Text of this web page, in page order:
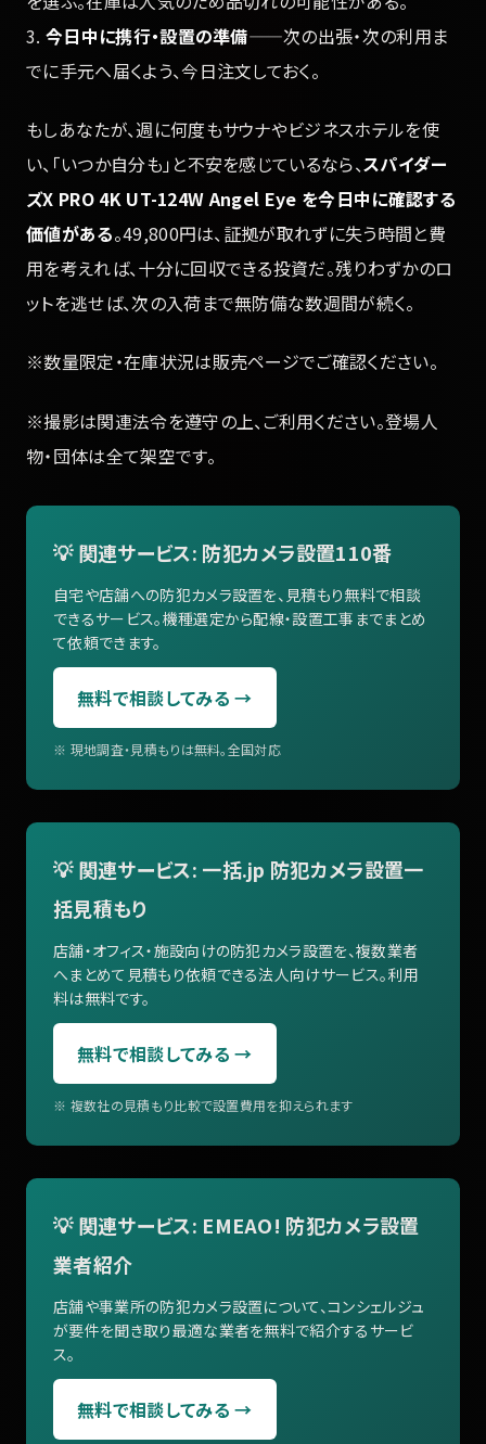
3. 今日中に携行・設置の準備——次の出張・次の利用ま
でに手元へ届くよう、今日注文しておく。
もしあなたが、週に何度もサウナやビジネスホテルを使
い、「いつか自分も」と不安を感じているなら、スパイダー
ズX PRO 4K UT-124W Angel Eye を今日中に確認する
価値がある。49,800円は、証拠が取れずに失う時間と費
用を考えれば、十分に回収できる投資だ。残りわずかのロ
ットを逃せば、次の入荷まで無防備な数週間が続く。
※数量限定・在庫状況は販売ページでご確認ください。
※撮影は関連法令を遵守の上、ご利用ください。登場人
物・団体は全て架空です。
💡 関連サービス: 防犯カメラ設置110番
自宅や店舗への防犯カメラ設置を、見積もり無料で相談
できるサービス。機種選定から配線・設置工事までまとめ
て依頼できます。
無料で相談してみる →
※ 現地調査・見積もりは無料。全国対応
💡 関連サービス: 一括.jp 防犯カメラ設置一
括見積もり
店舗・オフィス・施設向けの防犯カメラ設置を、複数業者
へまとめて見積もり依頼できる法人向けサービス。利用
料は無料です。
無料で相談してみる →
※ 複数社の見積もり比較で設置費用を抑えられます
💡 関連サービス: EMEAO! 防犯カメラ設置
業者紹介
店舗や事業所の防犯カメラ設置について、コンシェルジュ
が要件を聞き取り最適な業者を無料で紹介するサービ
ス。
無料で相談してみる →